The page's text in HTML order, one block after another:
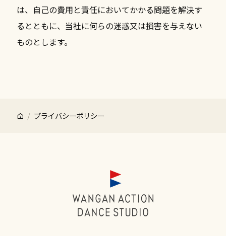
は、自己の費用と責任においてかかる問題を解決す
るとともに、当社に何らの迷惑又は損害を与えない
ものとします。
プライバシーポリシー